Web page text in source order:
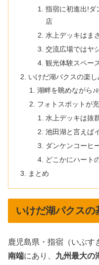
指宿に初進出!ダ
店
水上デッキはま
交流広場ではヤ
観光体験スペー
いけだ湖パクスの楽
湖畔を眺めながら♪
フォトスポットが
水上デッキは抜
池田湖と言えば
ダンケンコーヒ
どこかにハート
まとめ
いけだ湖パクスの
鹿児島県・指宿（いぶす
南端にあり、 九州最大の